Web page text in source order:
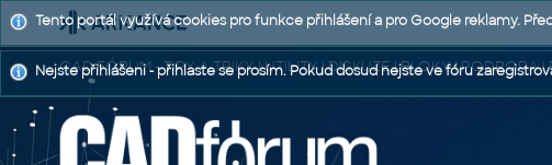
CAD FÓRUM - TIPY A TRIKY | UTILITY | DISKUZE | BLOKY | PODPORA
Tento portál využívá cookies pro funkce přihlášení a pro Google reklamy.
Nejste přihlášeni - přihlaste se prosím. Pokud dosud nejste ve fóru